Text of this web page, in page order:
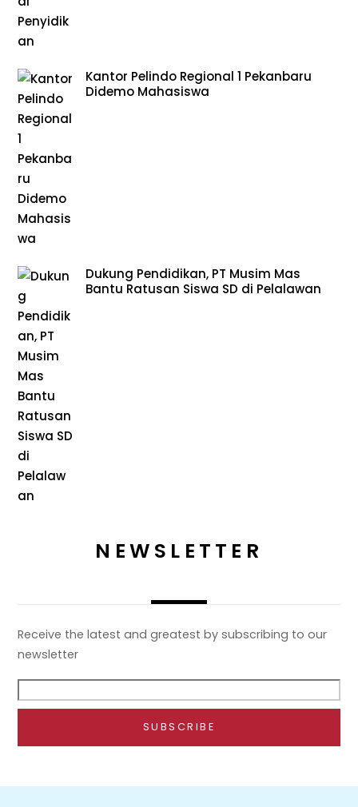
Kantor Pelindo Regional 1 Pekanbaru
Didemo Mahasiswa
Dukung Pendidikan, PT Musim Mas
Bantu Ratusan Siswa SD di Pelalawan
NEWSLETTER
Receive the latest and greatest by subscribing to our
newsletter